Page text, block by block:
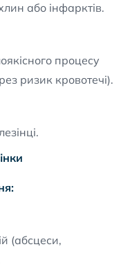
або інфарктів.
процесу
ризик кровотечі).
(абсцеси,